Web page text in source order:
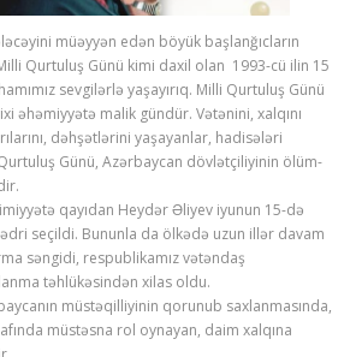
müəyyən edən böyük başlanğıcların
Qurtuluş Günü kimi daxil olan 1993-cü ilin 15
sevgilərlə yaşayırıq. Milli Qurtuluş Günü
əhəmiyyətə malik gündür. Vətənini, xalqını
dəhşətlərini yaşayanlar, hadisələri
Günü, Azərbaycan dövlətçiliyinin ölüm-
qayıdan Heydər Əliyev iyunun 15-də
seçildi. Bununla da ölkədə uzun illər davam
səngidi, respublikamız vətəndaş
təhlükəsindən xilas oldu.
müstəqilliyinin qorunub saxlanmasında,
müstəsna rol oynayan, daim xalqına